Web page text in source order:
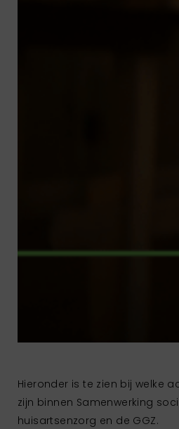
Hieronder is te zien bij welke
zijn binnen Samenwerking
huisartsenzorg en de GGZ.